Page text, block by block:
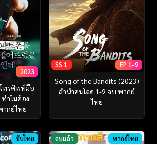
2023
ทรศัพท์มือ
ำไมต้อง
กย์ไทย
SS 1 EP 1-9
Song of the Bandits (2023)
ลำนำคนโฉด 1-9 จบ พากย์
ไทย
ซับไทย จบแล้ว พากย์ไทย